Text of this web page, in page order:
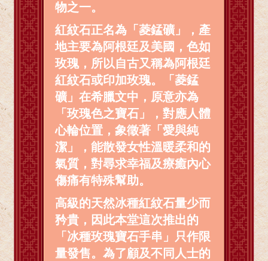
物之一。
紅紋石正名為「菱錳礦」，產
地主要為阿根廷及美國，色如
玫瑰，所以自古又稱為阿根廷
紅紋石或印加玫瑰。「菱錳
礦」在希臘文中，原意亦為
「玫瑰色之寶石」，對應人體
心輪位置，象徵著「愛與純
潔」，能散發女性溫暖柔和的
氣質，對尋求幸福及療癒內心
傷痛有特殊幫助。
高級的天然冰種紅紋石量少而
矜貴，因此本堂這次推出的
「冰種玫瑰寶石手串」只作限
量發售。為了顧及不同人士的